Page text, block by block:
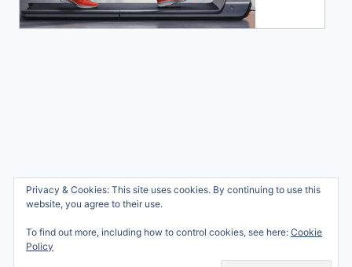
Wie ben ik?
Samenwerken
© 2026 Ren mama, ren!
Professional Blogging
Services
Privacy & Cookies: This site uses cookies. By continuing to use this
website, you agree to their use.
To find out more, including how to control cookies, see here: Cookie
Policy